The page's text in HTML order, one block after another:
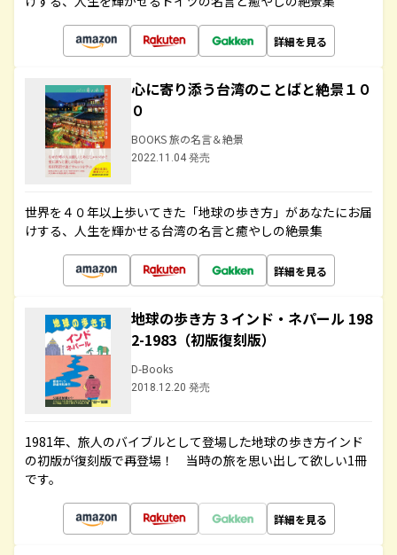
詳細を見る
心に寄り添う台湾のことばと絶景１０
０
BOOKS 旅の名言＆絶景
2022.11.04 発売
世界を４０年以上歩いてきた「地球の歩き方」があなたにお届
けする、人生を輝かせる台湾の名言と癒やしの絶景集
詳細を見る
地球の歩き方 3 インド・ネパール 198
2-1983（初版復刻版）
D-Books
2018.12.20 発売
1981年、旅人のバイブルとして登場した地球の歩き方インド
の初版が復刻版で再登場！ 当時の旅を思い出して欲しい1冊
です。
詳細を見る